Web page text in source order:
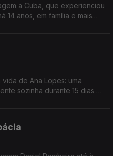
a Cuba, que experienciou
14 anos, em família e mais
de Ana Lopes: uma
sozinha durante 15 dias e